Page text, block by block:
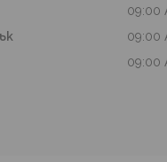
09:00
09:00
09:00